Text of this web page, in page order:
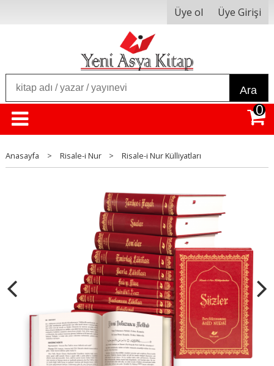
Üye ol Üye Girişi
Ara
0
Anasayfa > Risale-i Nur > Risale-i Nur Külliyatları